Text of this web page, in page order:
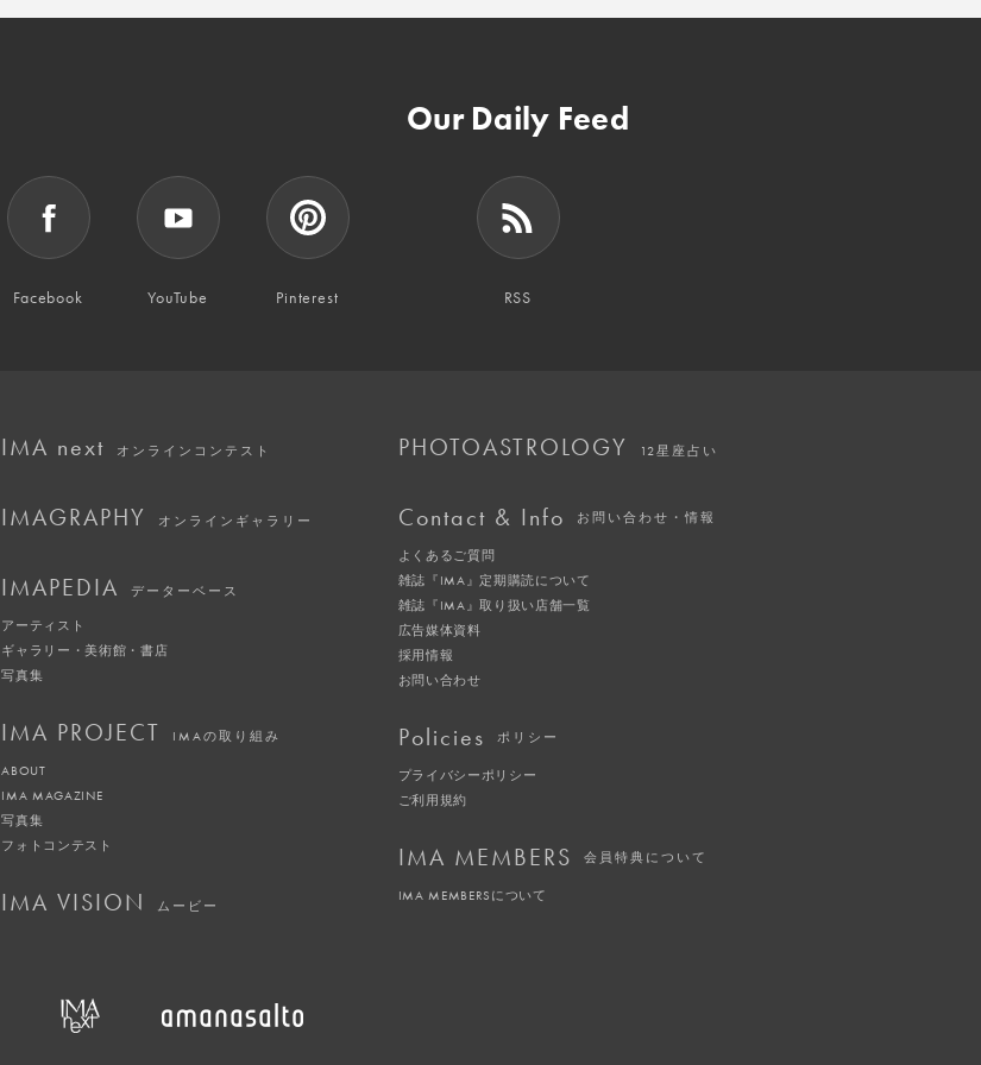
Facebook YouTube Pinterest
Our Daily Feed
RSS
IMA next オンラインコンテスト
IMAGRAPHY オンラインギャラリー
IMAPEDIA データーベース
アーティスト
ギャラリー・美術館・書店
写真集
IMA PROJECT IMAの取り組み
ABOUT
IMA MAGAZINE
写真集
フォトコンテスト
IMA VISION ムービー
PHOTOASTROLOGY 12星座占い
Contact & Info お問い合わせ・情報
よくあるご質問
雑誌『IMA』定期購読について
雑誌『IMA』取り扱い店舗一覧
広告媒体資料
採用情報
お問い合わせ
Policies ポリシー
プライバシーポリシー
ご利用規約
IMA MEMBERS 会員特典について
IMA MEMBERSについて